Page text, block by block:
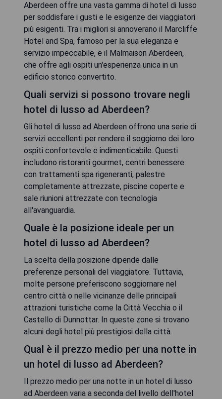
Aberdeen offre una vasta gamma di hotel di lusso
per soddisfare i gusti e le esigenze dei viaggiatori
più esigenti. Tra i migliori si annoverano il Marcliffe
Hotel and Spa, famoso per la sua eleganza e
servizio impeccabile, e il Malmaison Aberdeen,
che offre agli ospiti un'esperienza unica in un
edificio storico convertito.
Quali servizi si possono trovare negli
hotel di lusso ad Aberdeen?
Gli hotel di lusso ad Aberdeen offrono una serie di
servizi eccellenti per rendere il soggiorno dei loro
ospiti confortevole e indimenticabile. Questi
includono ristoranti gourmet, centri benessere
con trattamenti spa rigeneranti, palestre
completamente attrezzate, piscine coperte e
sale riunioni attrezzate con tecnologia
all'avanguardia.
Quale è la posizione ideale per un
hotel di lusso ad Aberdeen?
La scelta della posizione dipende dalle
preferenze personali del viaggiatore. Tuttavia,
molte persone preferiscono soggiornare nel
centro città o nelle vicinanze delle principali
attrazioni turistiche come la Città Vecchia o il
Castello di Dunnottar. In queste zone si trovano
alcuni degli hotel più prestigiosi della città.
Qual è il prezzo medio per una notte in
un hotel di lusso ad Aberdeen?
Il prezzo medio per una notte in un hotel di lusso
ad Aberdeen varia a seconda del livello dell'hotel